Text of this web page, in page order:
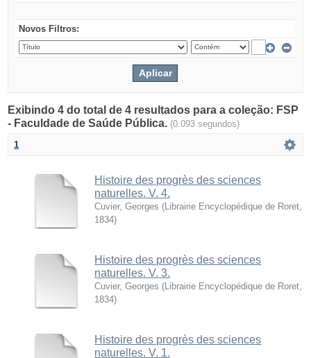
Novos Filtros:
Exibindo 4 do total de 4 resultados para a coleção: FSP
- Faculdade de Saúde Pública. (0.093 segundos)
1
Histoire des progrès des sciences
naturelles. V. 4.
Cuvier, Georges ( Librairie Encyclopédique de Roret
1834)
Histoire des progrès des sciences
naturelles. V. 3.
Cuvier, Georges ( Librairie Encyclopédique de Roret
1834)
Histoire des progrès des sciences
naturelles. V. 1.